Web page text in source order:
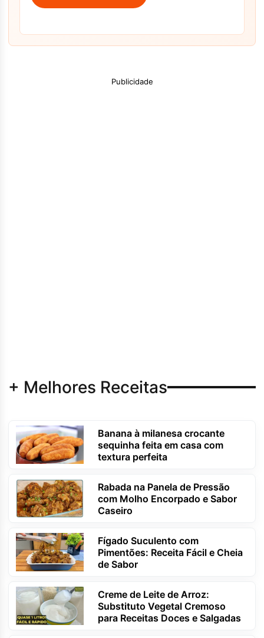
Publicidade
+ Melhores Receitas
Banana à milanesa crocante
sequinha feita em casa com
textura perfeita
Rabada na Panela de Pressão
com Molho Encorpado e Sabor
Caseiro
Fígado Suculento com
Pimentões: Receita Fácil e Cheia
de Sabor
Creme de Leite de Arroz:
Substituto Vegetal Cremoso
para Receitas Doces e Salgadas